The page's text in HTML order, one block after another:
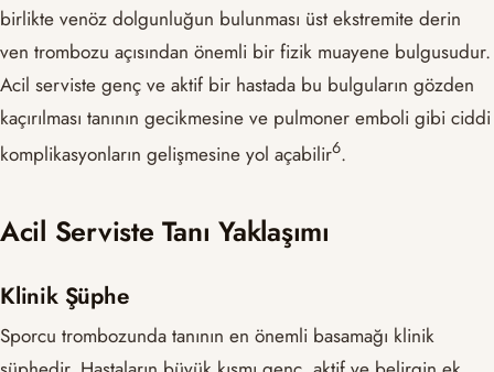
birlikte venöz dolgunluğun bulunması üst ekstremite derin
ven trombozu açısından önemli bir fizik muayene bulgusudur.
Acil serviste genç ve aktif bir hastada bu bulguların gözden
kaçırılması tanının gecikmesine ve pulmoner emboli gibi ciddi
komplikasyonların gelişmesine yol açabilir​6​.
Acil Serviste Tanı Yaklaşımı
Klinik Şüphe
Sporcu trombozunda tanının en önemli basamağı klinik